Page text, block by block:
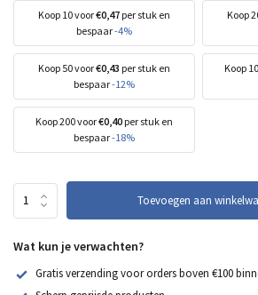
Koop 10 voor€0,47 per stuk en
bespaar-4%
Koop
Koop 50 voor€0,43 per stuk en
bespaar-12%
Koop
Koop 200 voor€0,40 per stuk en
bespaar-18%
Toevoegen aan
Wat kun je verwachten?
Gratis verzending voor orders boven €100